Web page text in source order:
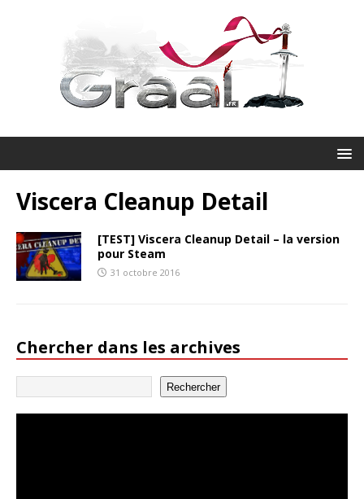
Viscera Cleanup Detail
[TEST] Viscera Cleanup Detail – la version
pour Steam
31 octobre 2016
Chercher dans les archives
Rechercher